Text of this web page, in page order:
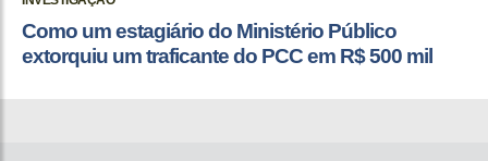
Como um estagiário do Ministério Público
extorquiu um traficante do PCC em R$ 500 mil